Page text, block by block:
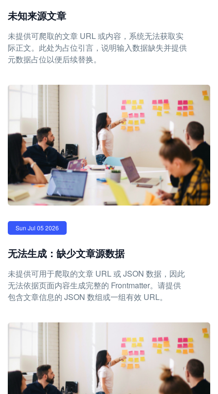
未知来源文章
未提供可爬取的文章 URL 或内容，系统无法获取实
际正文。此处为占位引言，说明输入数据缺失并提供
元数据占位以便后续替换。
Sun Jul 05 2026
无法生成：缺少文章源数据
未提供可用于爬取的文章 URL 或 JSON 数据，因此
无法依据页面内容生成完整的 Frontmatter。请提供
包含文章信息的 JSON 数组或一组有效 URL。